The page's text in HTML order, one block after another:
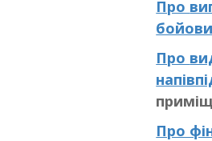
Про
Про
Про